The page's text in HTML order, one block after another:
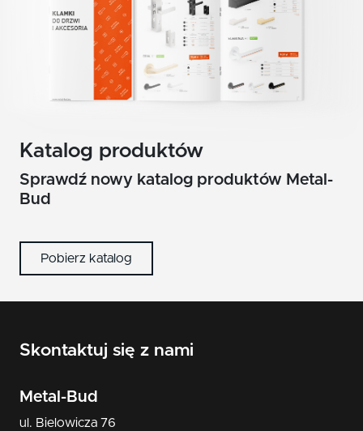
Katalog produktów
Sprawdź nowy katalog produktów Metal-
Bud
Pobierz katalog
Skontaktuj się z nami
Metal-Bud
ul. Bielowicza 76